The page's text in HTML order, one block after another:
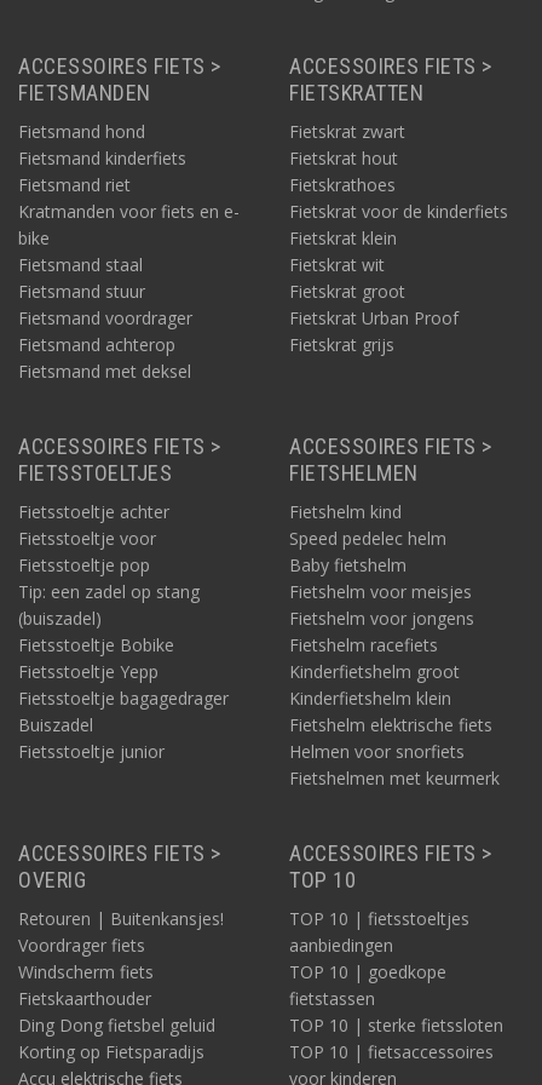
ACCESSOIRES FIETS >
FIETSMANDEN
Fietsmand hond
Fietsmand kinderfiets
Fietsmand riet
Kratmanden voor fiets en e-
bike
Fietsmand staal
Fietsmand stuur
Fietsmand voordrager
Fietsmand achterop
Fietsmand met deksel
ACCESSOIRES FIETS >
FIETSKRATTEN
Fietskrat zwart
Fietskrat hout
Fietskrathoes
Fietskrat voor de kinderfiets
Fietskrat klein
Fietskrat wit
Fietskrat groot
Fietskrat Urban Proof
Fietskrat grijs
ACCESSOIRES FIETS >
FIETSSTOELTJES
Fietsstoeltje achter
Fietsstoeltje voor
Fietsstoeltje pop
Tip: een zadel op stang
(buiszadel)
Fietsstoeltje Bobike
Fietsstoeltje Yepp
Fietsstoeltje bagagedrager
Buiszadel
Fietsstoeltje junior
ACCESSOIRES FIETS >
FIETSHELMEN
Fietshelm kind
Speed pedelec helm
Baby fietshelm
Fietshelm voor meisjes
Fietshelm voor jongens
Fietshelm racefiets
Kinderfietshelm groot
Kinderfietshelm klein
Fietshelm elektrische fiets
Helmen voor snorfiets
Fietshelmen met keurmerk
ACCESSOIRES FIETS >
OVERIG
Retouren | Buitenkansjes!
Voordrager fiets
Windscherm fiets
Fietskaarthouder
Ding Dong fietsbel geluid
Korting op Fietsparadijs
Accu elektrische fiets
ACCESSOIRES FIETS >
TOP 10
TOP 10 | fietsstoeltjes
aanbiedingen
TOP 10 | goedkope
fietstassen
TOP 10 | sterke fietssloten
TOP 10 | fietsaccessoires
voor kinderen